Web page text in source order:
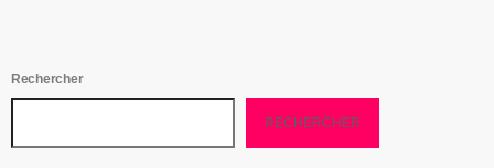
Rechercher
RECHERCHER